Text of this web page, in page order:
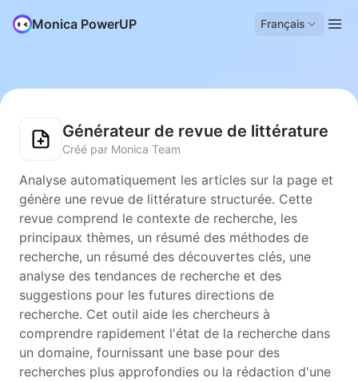
Monica PowerUP Français
Générateur de revue de littérature
Créé par Monica Team
Analyse automatiquement les articles sur la page et
génère une revue de littérature structurée. Cette
revue comprend le contexte de recherche, les
principaux thèmes, un résumé des méthodes de
recherche, un résumé des découvertes clés, une
analyse des tendances de recherche et des
suggestions pour les futures directions de
recherche. Cet outil aide les chercheurs à
comprendre rapidement l'état de la recherche dans
un domaine, fournissant une base pour des
recherches plus approfondies ou la rédaction d'une